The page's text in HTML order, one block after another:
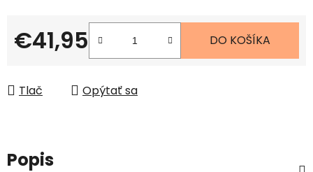
€41,95
Jednotková cena:
DO KOŠÍKA
Tlač Opýtať sa
Popis